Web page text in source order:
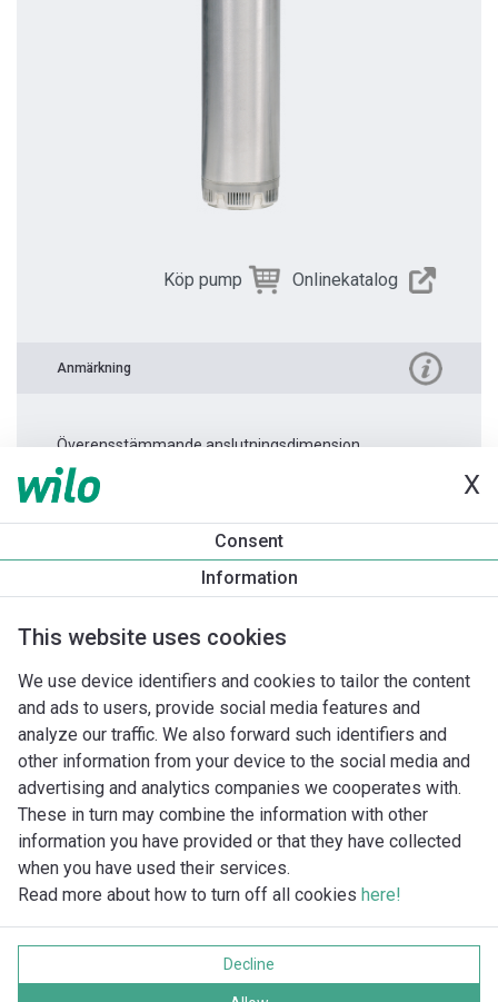
X
Consent
Information
This website uses cookies
We use device identifiers and cookies to tailor the content
and ads to users, provide social media features and
analyze our traffic. We also forward such identifiers and
other information from your device to the social media and
advertising and analytics companies we cooperates with.
These in turn may combine the information with other
information you have provided or that they have collected
when you have used their services.
Read more about how to turn off all cookies here!
Decline
Köp pump Onlinekatalog
Anmärkning
Överensstämmande anslutningsdimension.
Produktinformation
Imprint
Behandling av personuppgifter
Alla rättigheter förbehållna